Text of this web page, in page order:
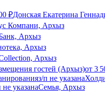
₽Донская Екатерина
Компани, Архыз
Архыз
Архыз
Архыз
гостей (Архыз)от 3
з/п не указана
не указанаСемья, Архыз